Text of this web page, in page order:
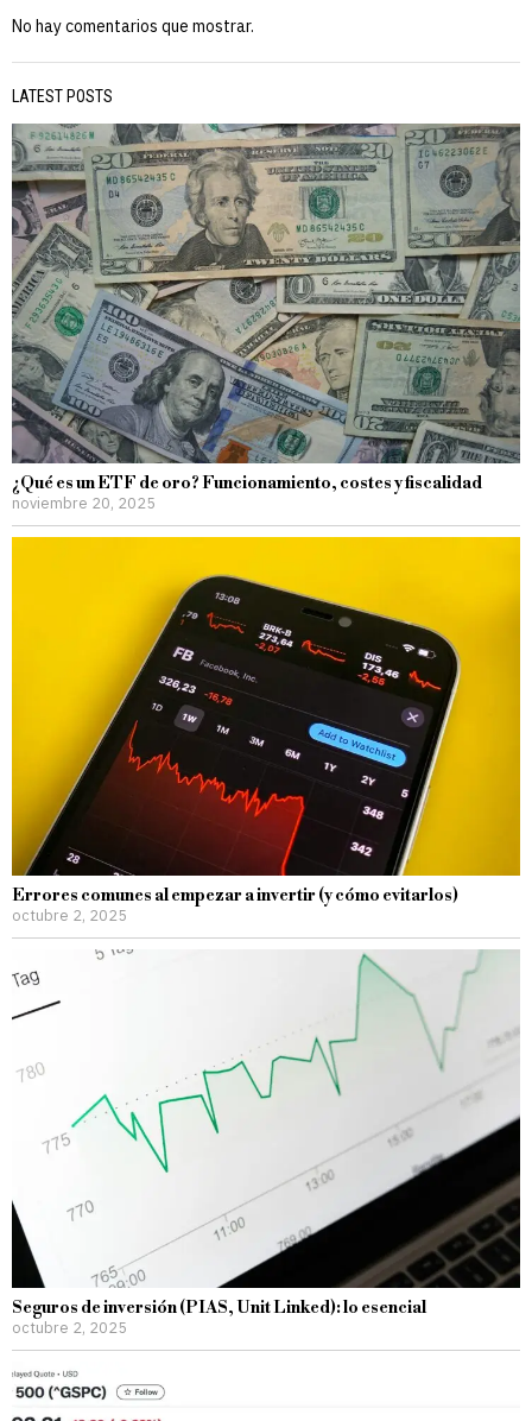
No hay comentarios que mostrar.
LATEST POSTS
¿Qué es un ETF de oro? Funcionamiento, costes y fiscalidad
noviembre 20, 2025
Errores comunes al empezar a invertir (y cómo evitarlos)
octubre 2, 2025
Seguros de inversión (PIAS, Unit Linked): lo esencial
octubre 2, 2025